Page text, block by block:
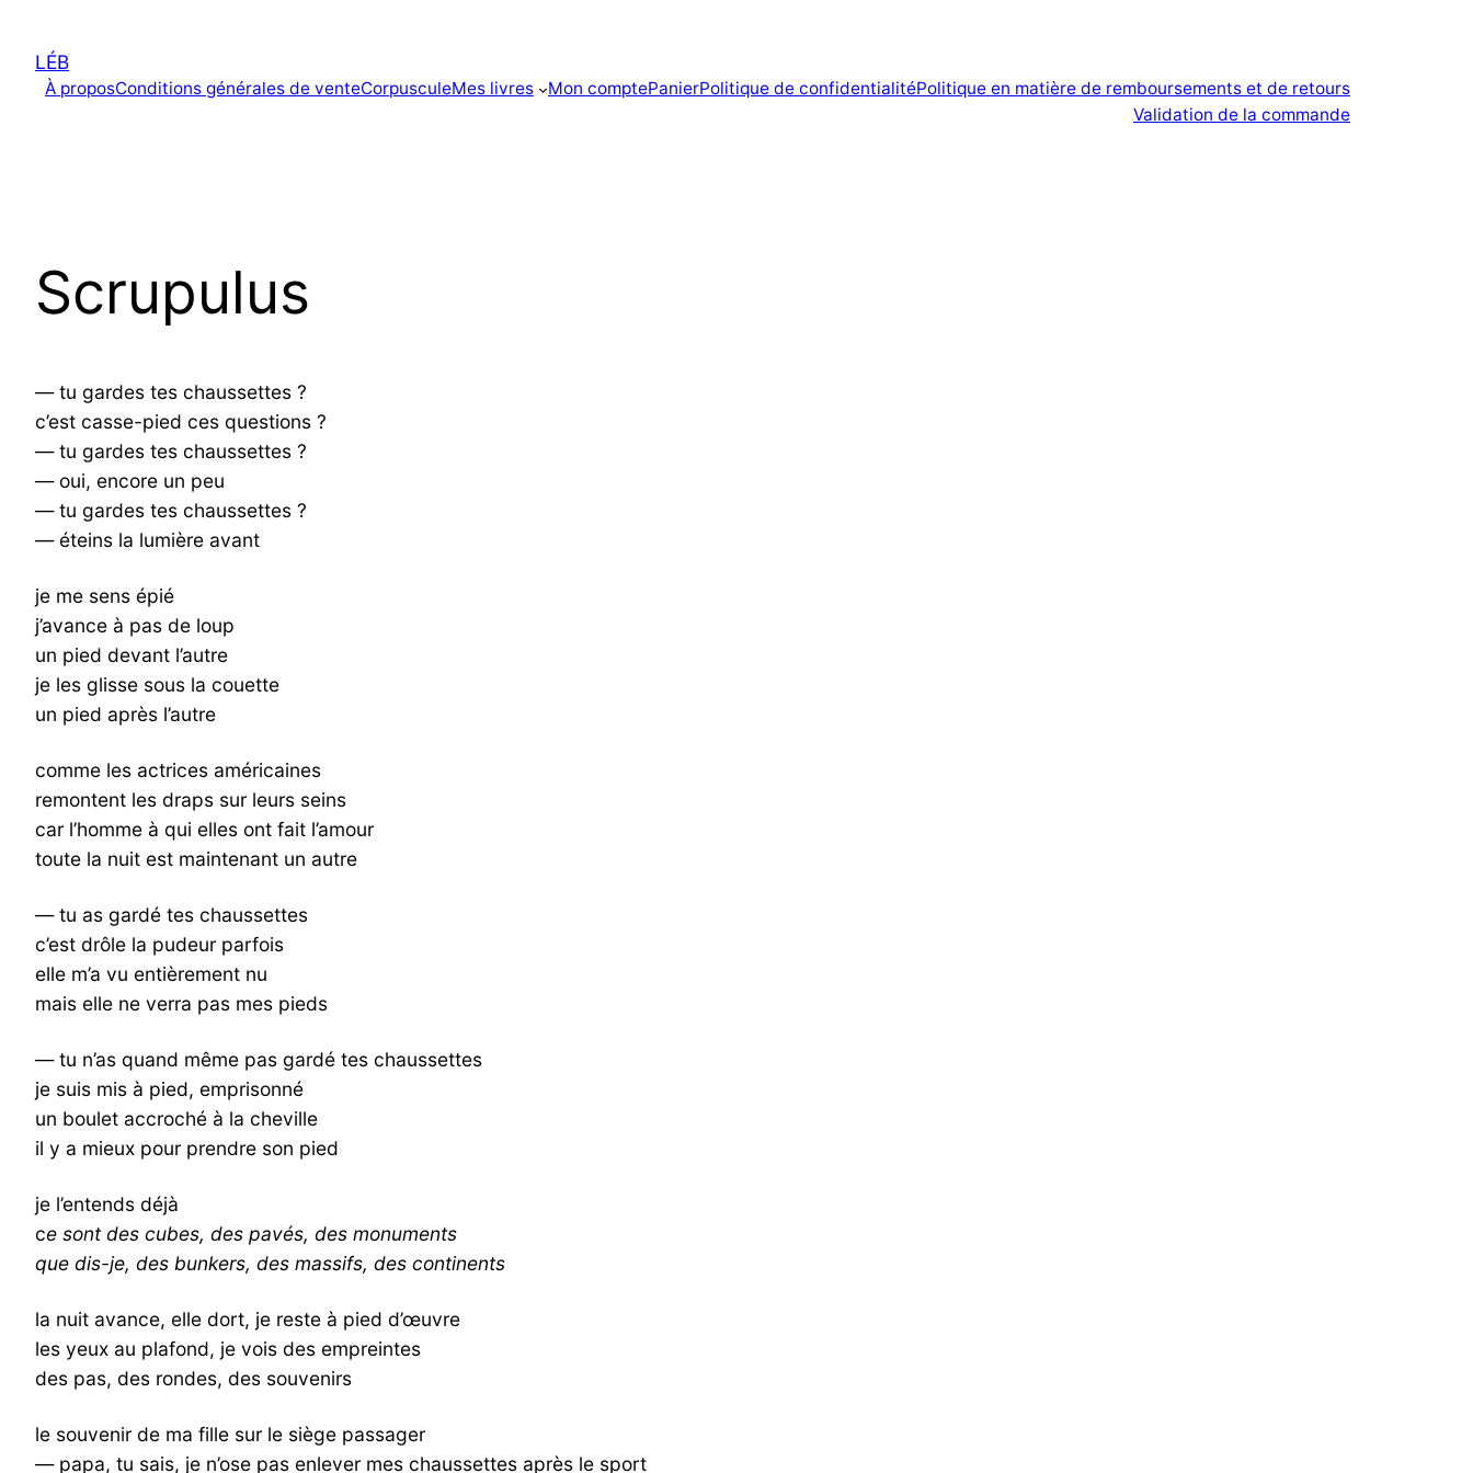
contenu
LÉB
À proposConditions générales de venteCorpusculeMes livres Mon comptePanierPolitique de confidentialitéPolitique en matière de remboursements et de retours
Validation de la commande
Scrupulus
— tu gardes tes chaussettes ?
c’est casse-pied ces questions ?
— tu gardes tes chaussettes ?
— oui, encore un peu
— tu gardes tes chaussettes ?
— éteins la lumière avant
je me sens épié
j’avance à pas de loup
un pied devant l’autre
je les glisse sous la couette
un pied après l’autre
comme les actrices américaines
remontent les draps sur leurs seins
car l’homme à qui elles ont fait l’amour
toute la nuit est maintenant un autre
— tu as gardé tes chaussettes
c’est drôle la pudeur parfois
elle m’a vu entièrement nu
mais elle ne verra pas mes pieds
— tu n’as quand même pas gardé tes chaussettes
je suis mis à pied, emprisonné
un boulet accroché à la cheville
il y a mieux pour prendre son pied
je l’entends déjà
ce sont des cubes, des pavés, des monuments
que dis-je, des bunkers, des massifs, des continents
la nuit avance, elle dort, je reste à pied d’œuvre
les yeux au plafond, je vois des empreintes
des pas, des rondes, des souvenirs
le souvenir de ma fille sur le siège passager
— papa, tu sais, je n’ose pas enlever mes chaussettes après le sport